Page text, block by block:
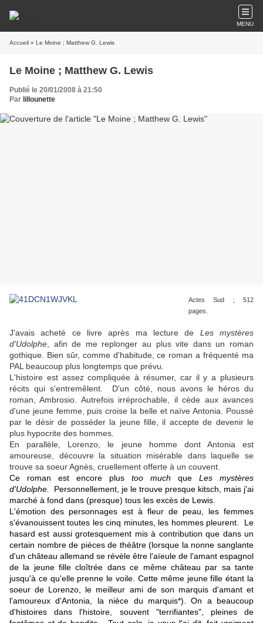
MENU
Accueil » Le Moine ; Matthew G. Lewis
Le Moine ; Matthew G. Lewis
Publié le 20/01/2008 à 21:50
Par lillounette
Actes Sud ; 512
pages.
J'avais acheté ce livre après ma lecture de Les mystères
d'Udolphe , afin de me replonger au plus vite dans un roman
gothique. Bien sûr, comme d'habitude, ce roman a fréquenté ma
PAL beaucoup plus longtemps que prévu.
L'histoire est assez compliquée à résumer, car il y a plusieurs
récits qui s'entremêlent. D'un côté, nous avons le héros du
roman, Ambrosio. Autrefois irréprochable, il cède aux avances
d'une jeune femme, puis croise la belle et naïve Antonia. Poussé
par le désir de posséder la jeune fille, il accepte de devenir le
plus hypocrite des hommes.
En parallèle, Lorenzo, le jeune homme dont Antonia est
amoureuse, découvre la situation misérable dans laquelle se
trouve sa soeur Agnès, cruellement offerte à un couvent.
Ce roman est encore plus too much que Les mystères
d'Udolphe.
Personnellement, je le trouve presque kitsch, mais j'ai
marché à fond dans (presque) tous les excès de Lewis
L'émotion des personnages est à fleur de peau, les femmes
s'évanouissent toutes les cinq minutes, les hommes pleurent. Le
hasard est aussi grotesquement mis à contribution que dans un
certain nombre de pièces de théâtre (lorsque la nonne sanglante
d'un château allemand se révèle être l'aïeule de l'amant espagnol
de la jeune fille cloîtrée dans ce même château par sa tante
jusqu'à ce qu'elle prenne le voile. Cette même jeune fille étant la
soeur de Lorenzo, le meilleur ami de son marquis d'amant et
l'amoureux d'Antonia, la nièce du marquis*). On a beaucoup
d'histoires dans l'histoire, souvent "terrifiantes", pleines de